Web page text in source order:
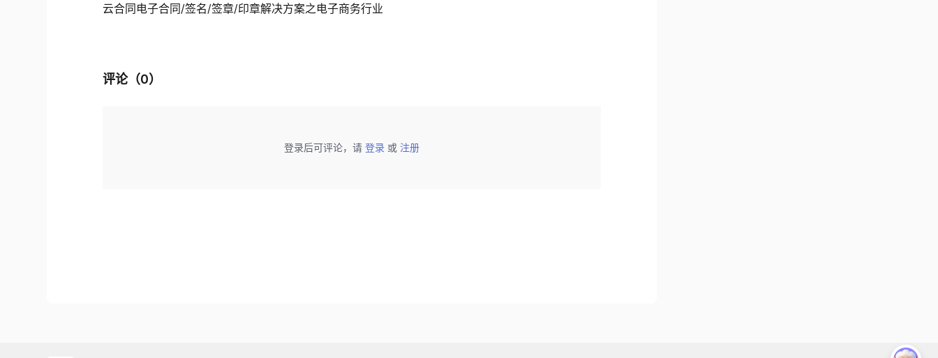
云合同电子合同/签名/签章/印章解决方案之电子商务行业
评论（0）
登录后可评论，请 登录 或 注册